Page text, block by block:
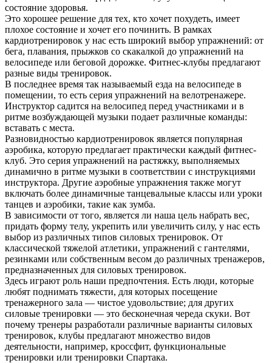
состояние здоровья.
Это хорошее решение для тех, кто хочет похудеть, имеет
плохое состояние и хочет его починить. В рамках
кардиотренировок у нас есть широкий выбор упражнений: от
бега, плавания, прыжков со скакалкой до упражнений на
велосипеде или беговой дорожке. Фитнес-клубы предлагают
разные виды тренировок.
В последнее время так называемый езда на велосипеде в
помещении, то есть серия упражнений на велотренажере.
Инструктор садится на велосипед перед участниками и в
ритме возбуждающей музыки подает различные команды:
вставать с места.
Разновидностью кардиотренировок является популярная
аэробика, которую предлагает практически каждый фитнес-
клуб. Это серия упражнений на растяжку, выполняемых
динамично в ритме музыки в соответствии с инструкциями
инструктора. Другие аэробные упражнения также могут
включать более динамичные танцевальные классы или уроки
танцев и аэробики, такие как зумба.
В зависимости от того, является ли наша цель набрать вес,
придать форму телу, укрепить или увеличить силу, у нас есть
выбор из различных типов силовых тренировок. От
классической тяжелой атлетики, упражнений с гантелями,
резинками или собственным весом до различных тренажеров,
предназначенных для силовых тренировок.
Здесь играют роль наши предпочтения. Есть люди, которые
любят поднимать тяжести, для которых посещение
тренажерного зала — чистое удовольствие; для других
силовые тренировки — это бесконечная череда скуки. Вот
почему тренеры разработали различные варианты силовых
тренировок, клубы предлагают множество видов
деятельности, например, кроссфит, функциональные
тренировки или тренировки Спартака.